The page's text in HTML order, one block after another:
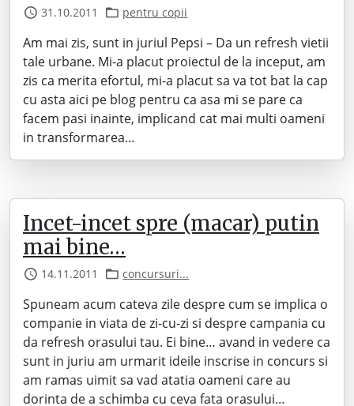
31.10.2011 pentru copii
Am mai zis, sunt in juriul Pepsi – Da un refresh vietii
tale urbane. Mi-a placut proiectul de la inceput, am
zis ca merita efortul, mi-a placut sa va tot bat la cap
cu asta aici pe blog pentru ca asa mi se pare ca
facem pasi inainte, implicand cat mai multi oameni
in transformarea…
Incet-incet spre (macar) putin
mai bine…
14.11.2011 concursuri...
Spuneam acum cateva zile despre cum se implica o
companie in viata de zi-cu-zi si despre campania cu
da refresh orasului tau. Ei bine… avand in vedere ca
sunt in juriu am urmarit ideile inscrise in concurs si
am ramas uimit sa vad atatia oameni care au
dorinta de a schimba cu ceva fata orasului…